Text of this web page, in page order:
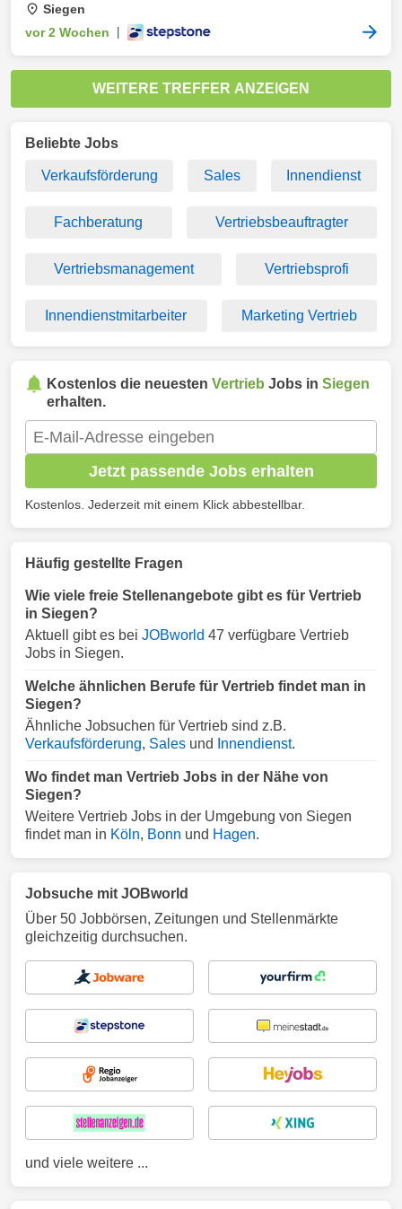
Siegen
vor 2 Wochen
WEITERE TREFFER ANZEIGEN
Beliebte Jobs
Verkaufsförderung Sales Innendienst
Fachberatung Vertriebsbeauftragter
Vertriebsmanagement Vertriebsprofi
Innendienstmitarbeiter Marketing Vertrieb
Kostenlos die neuesten Vertrieb Jobs in Siegen
erhalten.
Jetzt passende Jobs erhalten
Kostenlos. Jederzeit mit einem Klick abbestellbar.
Häufig gestellte Fragen
Wie viele freie Stellenangebote gibt es für Vertrieb
in Siegen?
Aktuell gibt es bei JOBworld 47 verfügbare Vertrieb
Jobs in Siegen.
Welche ähnlichen Berufe für Vertrieb findet man in
Siegen?
Ähnliche Jobsuchen für Vertrieb sind z.B.
Verkaufsförderung, Sales und Innendienst.
Wo findet man Vertrieb Jobs in der Nähe von
Siegen?
Weitere Vertrieb Jobs in der Umgebung von Siegen
findet man in Köln, Bonn und Hagen.
Jobsuche mit JOBworld
Über 50 Jobbörsen, Zeitungen und Stellenmärkte
gleichzeitig durchsuchen.
und viele weitere ...